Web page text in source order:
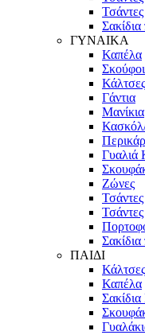
Σακίδια
ΓΥΝΑΙΚΑ
Καπέλα
Σκούφοι
Κάλτσες
Γάντια
Μανίκια
Γυαλιά
Ζώνες
Σακίδια
ΠΑΙΔΙ
Κάλτσες
Καπέλα